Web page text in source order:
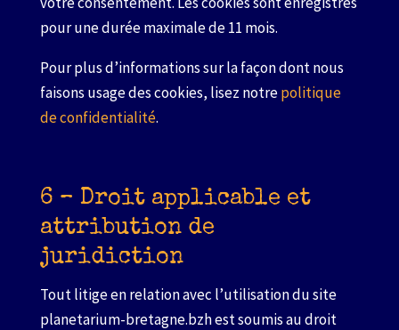
pour une durée maximale de 11 mois.
Pour plus d’informations sur la façon dont nous
faisons usage des cookies, lisez notrepolitique
de confidentialité.
6 – Droit applicable et
attribution de
juridiction
Tout litige en relation avec l’utilisation du site
planetarium-bretagne.bzh est soumis au droit